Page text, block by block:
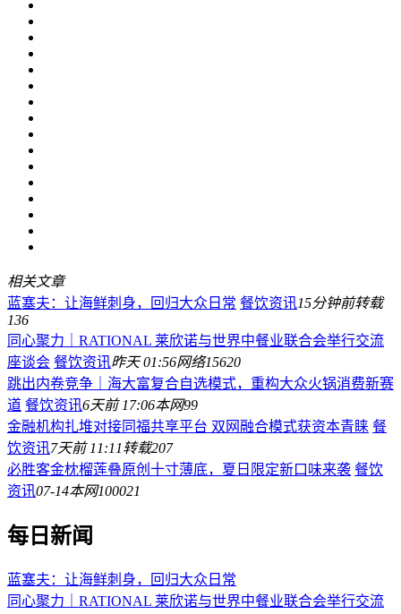
相关文章
蓝塞夫：让海鲜刺身，回归大众日常 餐饮资讯15分钟前转载
136
同心聚力｜RATIONAL 莱欣诺与世界中餐业联合会举行交流
座谈会 餐饮资讯昨天 01:56网络15620
跳出内卷竞争｜海大富复合自选模式，重构大众火锅消费新赛
道 餐饮资讯6天前 17:06本网99
金融机构扎堆对接同福共享平台 双网融合模式获资本青睐 餐
饮资讯7天前 11:11转载207
必胜客金枕榴莲叠原创十寸薄底，夏日限定新口味来袭 餐饮
资讯07-14本网100021
每日新闻
蓝塞夫：让海鲜刺身，回归大众日常
同心聚力｜RATIONAL 莱欣诺与世界中餐业联合会举行交流